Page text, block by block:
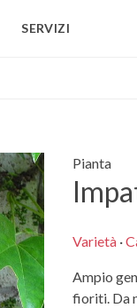
SERVIZI
Pianta
Varietà·
Ampio
fioriti. Da